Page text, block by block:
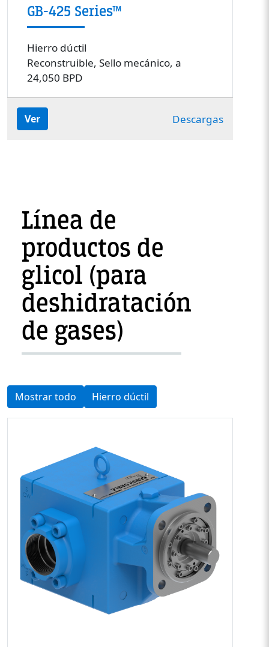
GB-425 Series™
Hierro dúctil
Reconstruible, Sello mecánico, a
24,050 BPD
Ver Descargas
Línea de
productos de
glicol (para
deshidratación
de gases)
Mostrar todo Hierro dúctil